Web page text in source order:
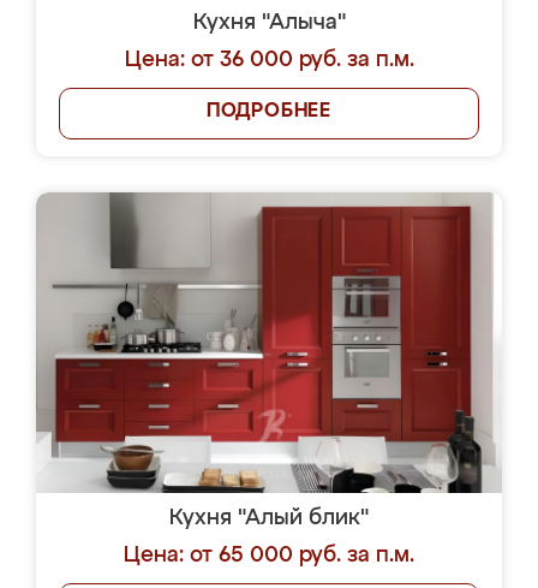
Кухня "Алыча"
Цена: от 36 000 руб. за п.м.
ПОДРОБНЕЕ
Кухня "Алый блик"
Цена: от 65 000 руб. за п.м.